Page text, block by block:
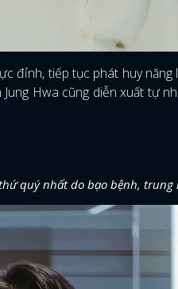
đỉnh, tiếp tục phát huy
Jung Hwa cũng diễn xuất tự
quý nhất do bạo bệnh,